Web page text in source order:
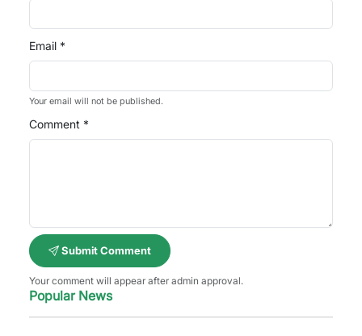
Email *
Your email will not be published.
Comment *
Submit Comment
Your comment will appear after admin approval.
Popular News